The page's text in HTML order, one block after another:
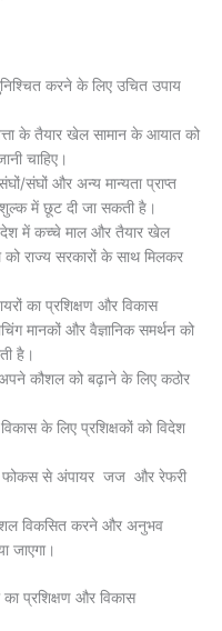
करने के लिए उचित उपाय
के तैयार खेल सामान के आयात को
चाहिए।
संघों और अन्य मान्यता प्राप्त
शुल्क में छूट दी जा सकती है।
में कच्चे माल और तैयार खेल
राज्य सरकारों के साथ मिलकर
का प्रशिक्षण और विकास
मानकों और वैज्ञानिक समर्थन को
है।
अपने कौशल को बढ़ाने के लिए कठोर
के लिए प्रशिक्षकों को विदेश
फोकस से अंपायर जज और रेफरी
विकसित करने और अनुभव
जाएगा।
प्रशिक्षण और विकास